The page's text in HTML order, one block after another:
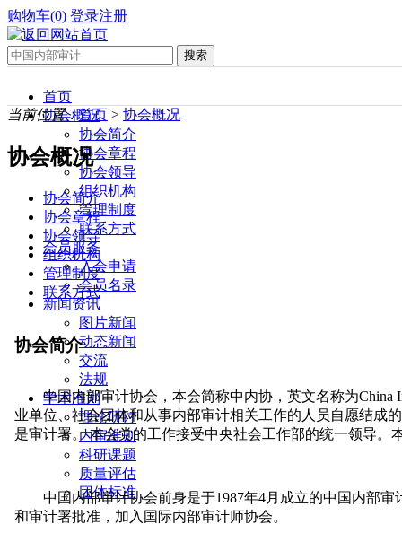
购物车(0) 登录注册
首页
协会概况
协会简介
协会章程
协会领导
组织机构
管理制度
联系方式
会员服务
入会申请
会员名录
新闻资讯
图片新闻
动态新闻
交流
法规
学术准则
理论研讨
内审准则
科研课题
质量评估
团体标准
当前位置：首页 > 协会概况
协会概况
协会简介
协会章程
协会领导
组织机构
管理制度
联系方式